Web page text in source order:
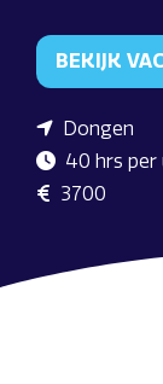
BEKIJK
Dongen
40 hrs per
3700